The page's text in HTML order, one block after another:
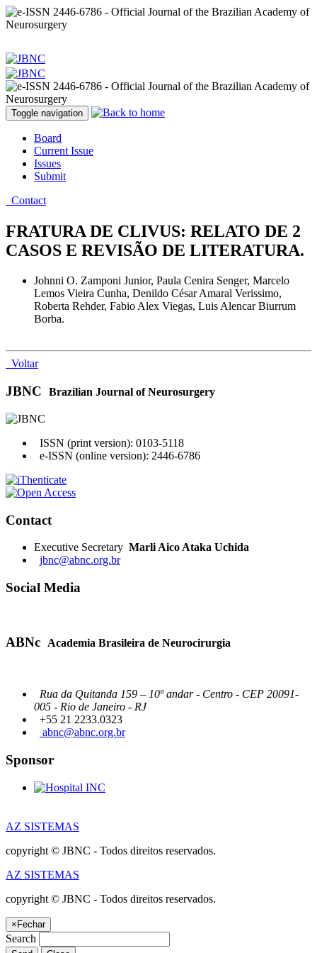
Toggle navigation
Board
Current Issue
Issues
Submit
Contact
FRATURA DE CLIVUS: RELATO DE 2
CASOS E REVISÃO DE LITERATURA.
Johnni O. Zamponi Junior, Paula Cenira Senger, Marcelo
Lemos Vieira Cunha, Denildo César Amaral Verissimo,
Roberta Rehder, Fabio Alex Viegas, Luis Alencar Biurrum
Borba.
Voltar
JBNC Brazilian Journal of Neurosurgery
ISSN (print version): 0103-5118
e-ISSN (online version): 2446-6786
Contact
Executive Secretary Marli Aico Ataka Uchida
jbnc@abnc.org.br
Social Media
ABNc Academia Brasileira de Neurocirurgia
Rua da Quitanda 159 – 10º andar - Centro - CEP 20091-
005 - Rio de Janeiro - RJ
+55 21 2233.0323
abnc@abnc.org.br
Sponsor
AZ SISTEMAS
copyright © JBNC - Todos direitos reservados.
AZ SISTEMAS
copyright © JBNC - Todos direitos reservados.
×Fechar
Search